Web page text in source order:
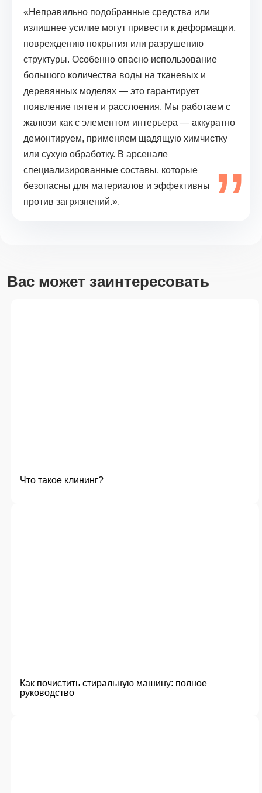
«Неправильно подобранные средства или
излишнее усилие могут привести к деформации,
повреждению покрытия или разрушению
структуры. Особенно опасно использование
большого количества воды на тканевых и
деревянных моделях — это гарантирует
появление пятен и расслоения. Мы работаем с
жалюзи как с элементом интерьера — аккуратно
демонтируем, применяем щадящую химчистку
или сухую обработку. В арсенале
специализированные составы, которые
безопасны для материалов и эффективны
против загрязнений.».
Вас может заинтересовать
Что такое клининг?
Как почистить стиральную машину: полное
руководство